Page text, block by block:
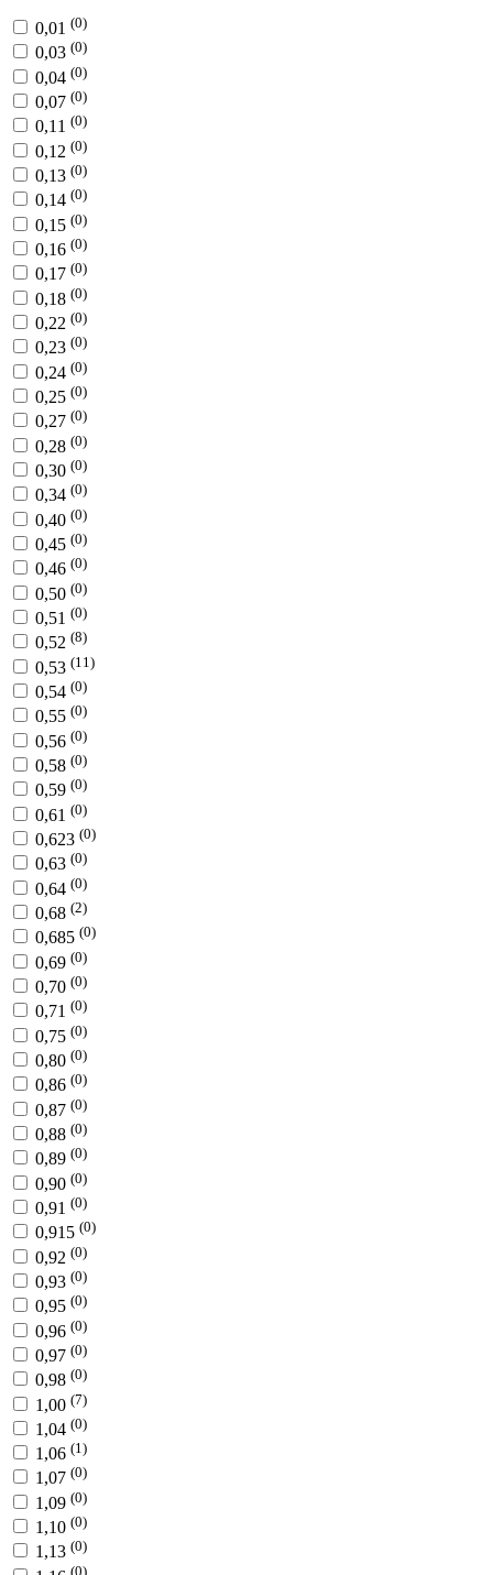
0,01 (0)
0,03 (0)
0,04 (0)
0,07 (0)
0,11 (0)
0,12 (0)
0,13 (0)
0,14 (0)
0,15 (0)
0,16 (0)
0,17 (0)
0,18 (0)
0,22 (0)
0,23 (0)
0,24 (0)
0,25 (0)
0,27 (0)
0,28 (0)
0,30 (0)
0,34 (0)
0,40 (0)
0,45 (0)
0,46 (0)
0,50 (0)
0,51 (0)
0,52 (8)
0,53 (11)
0,54 (0)
0,55 (0)
0,56 (0)
0,58 (0)
0,59 (0)
0,61 (0)
0,623 (0)
0,63 (0)
0,64 (0)
0,68 (2)
0,685 (0)
0,69 (0)
0,70 (0)
0,71 (0)
0,75 (0)
0,80 (0)
0,86 (0)
0,87 (0)
0,88 (0)
0,89 (0)
0,90 (0)
0,91 (0)
0,915 (0)
0,92 (0)
0,93 (0)
0,95 (0)
0,96 (0)
0,97 (0)
0,98 (0)
1,00 (7)
1,04 (0)
1,06 (1)
1,07 (0)
1,09 (0)
1,10 (0)
1,13 (0)
(0)